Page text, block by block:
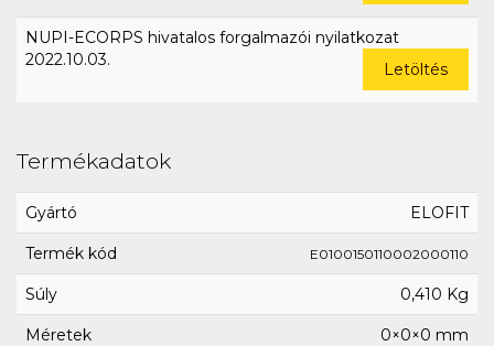
NUPI-ECORPS hivatalos forgalmazói nyilatkozat
2022.10.03.
Letöltés
Termékadatok
Gyártó ELOFIT
Termék kód E0100150110002000110
Súly 0,410 Kg
Méretek 0×0×0 mm